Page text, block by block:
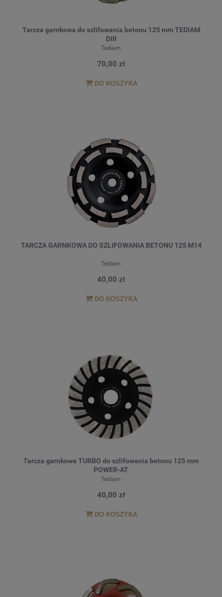
Tarcza garnkowa do szlifowania betonu 125 mm TEDIAM
DIII
Tediam
70,00 zł
DO KOSZYKA
TARCZA GARNKOWA DO SZLIFOWANIA BETONU 125 M14
Tediam
40,00 zł
DO KOSZYKA
Tarcza garnkowa TURBO do szlifowania betonu 125 mm
POWER-AT
Tediam
40,00 zł
DO KOSZYKA